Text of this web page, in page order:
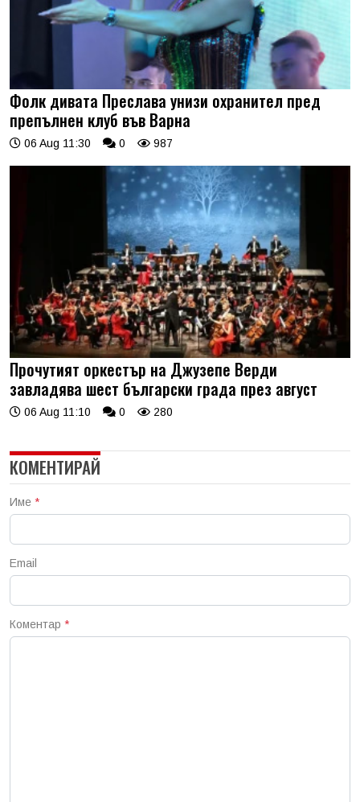
Фолк дивата Преслава унизи охранител пред
препълнен клуб във Варна
06 Aug 11:30 0 987
Прочутият оркестър на Джузепе Верди
завладява шест български града през август
06 Aug 11:10 0 280
КОМЕНТИРАЙ
Име *
Email
Коментар *